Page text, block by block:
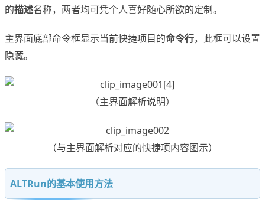
的描述名称，两者均可凭个人喜好随心所欲的定制。
主界面底部命令框显示当前快捷项目的命令行，此框可以设置
隐藏。
（主界面解析说明）
（与主界面解析对应的快捷项内容图示）
ALTRun的基本使用方法